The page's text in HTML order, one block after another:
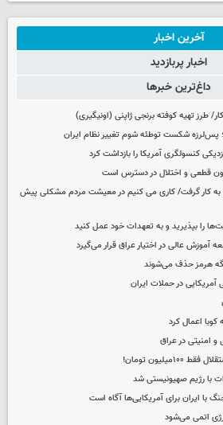
آخرین اخبار
اخبار پربازدید
داغ‌ترین خبرها
طرز تهیه کوفته برنجی ژاپنی (اونیگیری)
پس‌لرزه شکست توطئه شوم تغییر نظام ایران
کنسولگری آمریکا را بازداشت کرد
قطعی و اختلال در دسترس است
را به کار گرفت/ کاری می کنیم در معیشت مردم مشکلی پیش
را بپذیرید و به تعهدات خود عمل کنید
آموزش عالی در اختیار عراق قرار می‌گیرد
هرمز حذف می‌شوند
اعمال کرد
امنیتی در عراق
تومان!
با رژیم صهیونیستی شد
با ایران برای آمریکایی‌ها آگاه است
اتمی می‌شود